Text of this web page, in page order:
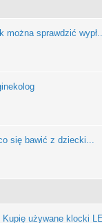
można sprawdzić
się bawić z dziecki...
Kupię używane klocki